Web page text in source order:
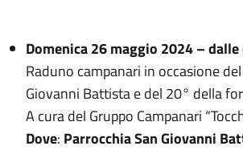
Domenica 26 maggio 2024 – dalle
Raduno campanari in occasione
Giovanni Battista e del 20° della
A cura del Gruppo Campanari
Dove: ParrocchiaSan Giovanni